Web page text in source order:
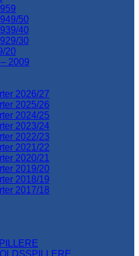
50
40
30
20
2009
2026/27
2025/26
2024/25
2023/24
2022/23
2021/22
2020/21
2019/20
2018/19
2017/18